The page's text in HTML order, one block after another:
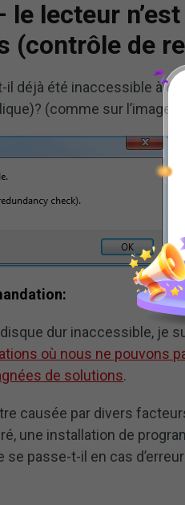
le lecteur
(contrôle de
il déjà été inaccessible à
(comme sur l’image
disque dur inaccessible,
où nous ne pouvons
de solutions.
causée par divers
une installation de
se passe-t-il en cas